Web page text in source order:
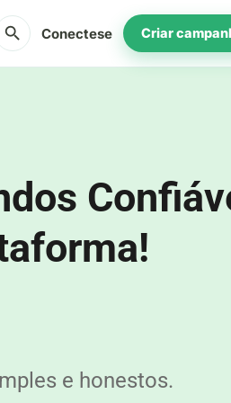
search Conectese Criar
e honestos.